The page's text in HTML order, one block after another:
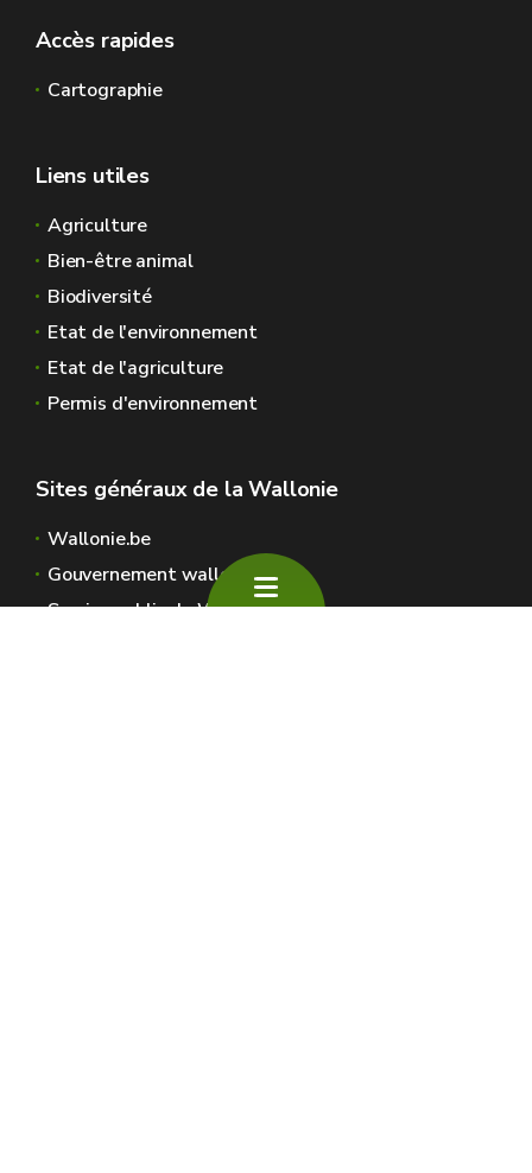
Accès rapides
Cartographie
Liens utiles
Agriculture
Bien-être animal
Biodiversité
Etat de l'environnement
Etat de l'agriculture
Permis d'environnement
Sites généraux de la Wallonie
Wallonie.be
Gouvernement wallon
Service public de Wallonie